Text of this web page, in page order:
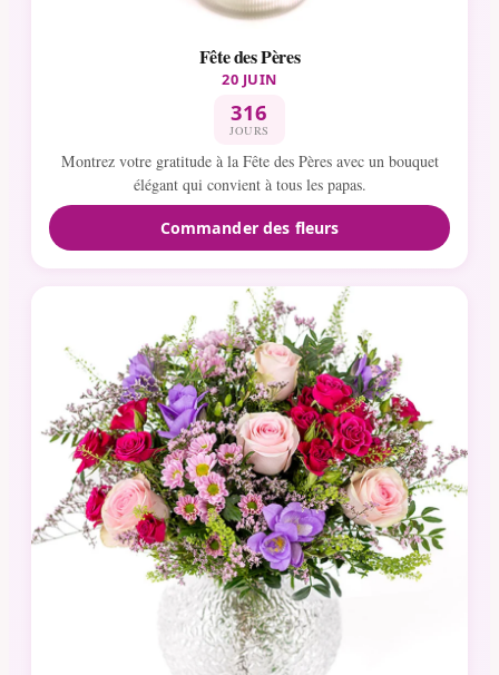
Fête des Pères
20 JUIN
316
JOURS
Montrez votre gratitude à la Fête des Pères avec un bouquet
élégant qui convient à tous les papas.
Commander des fleurs